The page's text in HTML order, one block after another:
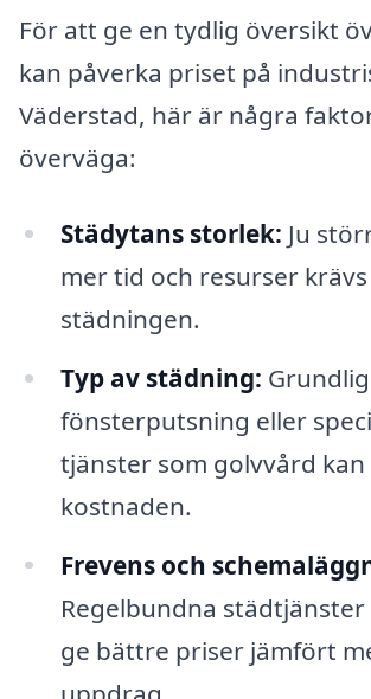
För att ge en tydlig översikt
kan påverka priset på
Väderstad, här är några
överväga:
Städytans storlek: Ju
mer tid och resurser
städningen.
Typ av städning:
fönsterputsning eller
tjänster som golvvård kan
kostnaden.
Frevens och
Regelbundna
ge bättre priser jämfört